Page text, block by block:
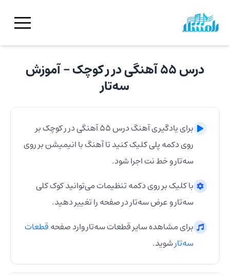
درس ۵۵ آهنگی در ر کوچک - آموزش
سه‌تار
برای یادگیری آهنگدرس ۵۵ آهنگی در ر کوچک
بر
روی دکمه پلی کلیک کنید تا آهنگ با انیمیشن بر روی
سه‌تارو خط نت اجرا شود.
با کلیک بر روی دکمه تنظیمات می‌توانید کوک کلی
سه‌تارو عرضسه‌تاردر صفحه را تغییر دهید.
برای مشاهده سایر قطعاتسه‌تاروارد صفحهقطعات
سه‌تارشوید.